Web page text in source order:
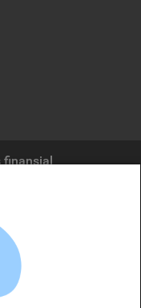
finansial
keuangan yang terdaftar di
keuangan yang
jasa keuangan yang
jawab atas tuntutan